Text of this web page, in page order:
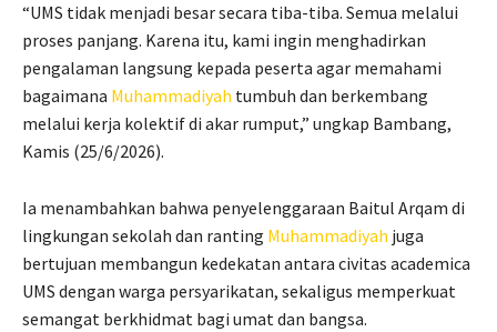
“UMS tidak menjadi besar secara tiba-tiba. Semua melalui
proses panjang. Karena itu, kami ingin menghadirkan
pengalaman langsung kepada peserta agar memahami
bagaimana Muhammadiyah tumbuh dan berkembang
melalui kerja kolektif di akar rumput,” ungkap Bambang,
Kamis (25/6/2026).
Ia menambahkan bahwa penyelenggaraan Baitul Arqam di
lingkungan sekolah dan ranting Muhammadiyah juga
bertujuan membangun kedekatan antara civitas academica
UMS dengan warga persyarikatan, sekaligus memperkuat
semangat berkhidmat bagi umat dan bangsa.